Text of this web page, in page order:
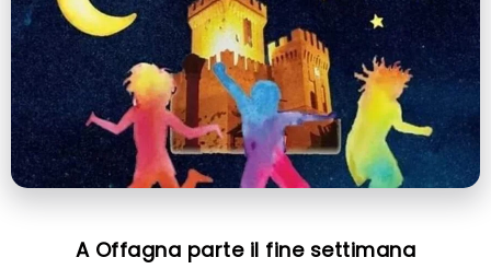
A Offagna parte il fine settimana